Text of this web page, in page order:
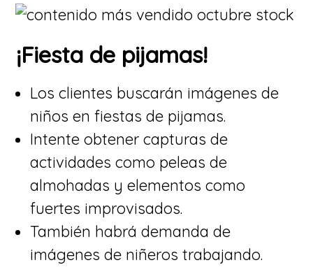
¡Fiesta de pijamas!
​Los clientes buscarán imágenes de
niños en fiestas de pijamas.
​Intente obtener capturas de
actividades como peleas de
almohadas y elementos como
fuertes improvisados.
​También habrá demanda de
imágenes de niñeros trabajando.